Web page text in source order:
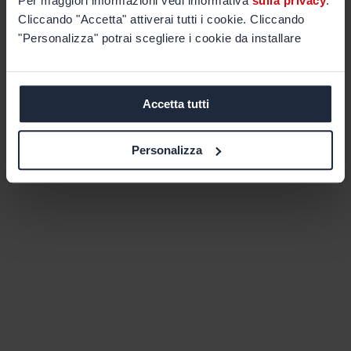
Cliccando "Accetta" attiverai tutti i cookie. Cliccando
"Personalizza" potrai scegliere i cookie da installare
Accetta tutti
Personalizza